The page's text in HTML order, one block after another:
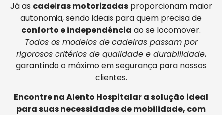
Já as cadeiras motorizadasproporcionam maior
autonomia, sendo ideais para quem precisa de
conforto e independência ao se locomover.
Todos os modelos de cadeiras passam por
rigorosos critérios de qualidade e durabilidade,
garantindo o máximo em segurança para nossos
clientes.
Encontre na Alento Hospitalar a solução ideal
para suas necessidades de mobilidade, com